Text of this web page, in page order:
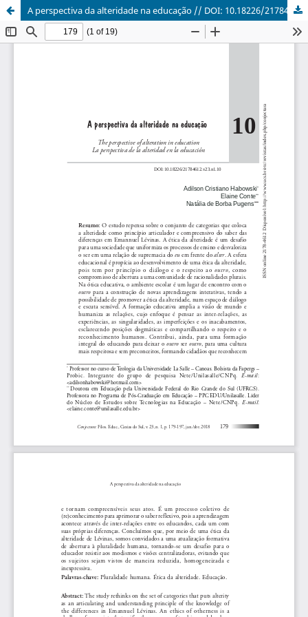
A perspectiva da alteridade na educação // DOI: 10.18226/21784612.v23.n1.10